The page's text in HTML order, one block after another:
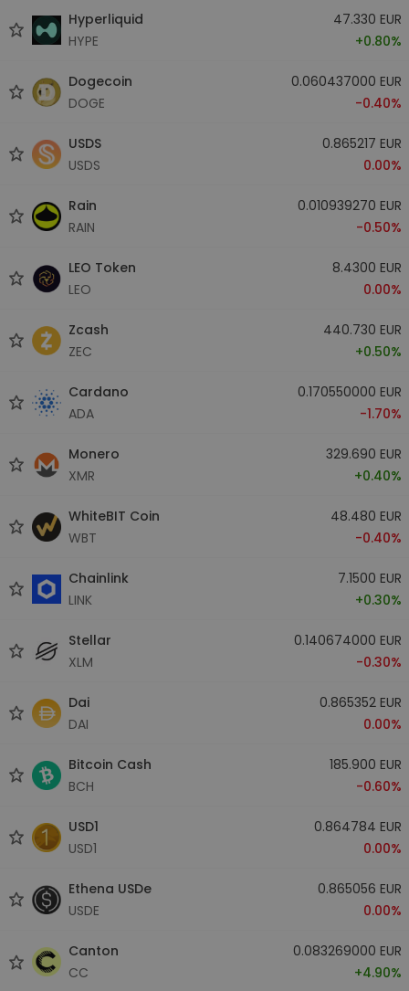
Hyperliquid
HYPE
47.330 EUR
+0.80%
Dogecoin
DOGE
0.060437000 EUR
-0.40%
USDS
USDS
0.865217 EUR
0.00%
Rain
RAIN
0.010939270 EUR
-0.50%
LEO Token
LEO
8.4300 EUR
0.00%
Zcash
ZEC
440.730 EUR
+0.50%
Cardano
ADA
0.170550000 EUR
-1.70%
Monero
XMR
329.690 EUR
+0.40%
WhiteBIT Coin
WBT
48.480 EUR
-0.40%
Chainlink
LINK
7.1500 EUR
+0.30%
Stellar
XLM
0.140674000 EUR
-0.30%
Dai
DAI
0.865352 EUR
0.00%
Bitcoin Cash
BCH
185.900 EUR
-0.60%
USD1
USD1
0.864784 EUR
0.00%
Ethena USDe
USDE
0.865056 EUR
0.00%
Canton
CC
0.083269000 EUR
+4.90%